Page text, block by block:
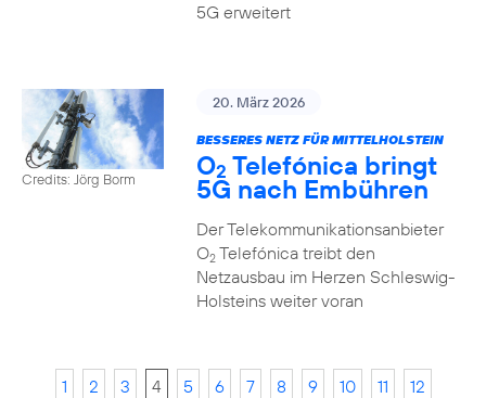
5G erweitert
Credits: Jörg Borm
20. März 2026
BESSERES NETZ FÜR MITTELHOLSTEIN
O2 Telefónica bringt
5G nach Embühren
Der Telekommunikationsanbieter
O2Telefónica treibt den
Netzausbau im Herzen Schleswig-
Holsteins weiter voran
1 2 3 4 5 6 7 8 9 10 11
12